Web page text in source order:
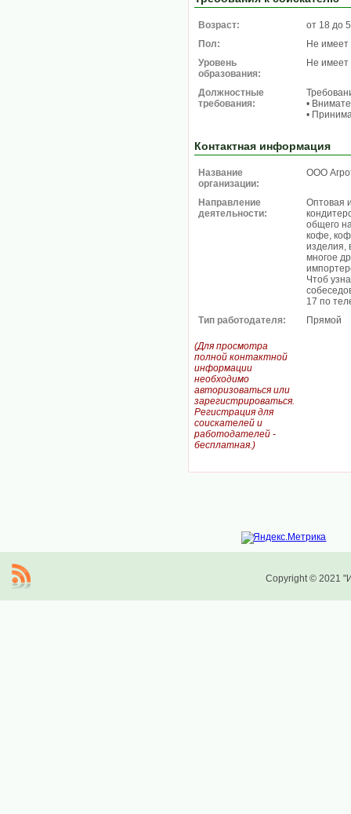
Возраст:
от 18 до
Пол:
Не имеет
Уровень
образования:
Не имеет
Должностные
требования:
•
•
Контактная информация
Название
организации:
ООО
Направление
деятельности:
Оптовая
общего
кофе,
изделия,
многое
Чтоб
17 по
Тип работодателя:
Прямой
(Для просмотра
полной контактной
информации
необходимо
авторизоваться или
зарегистрироваться.
Регистрация для
соискателей и
работодателей -
бесплатная.)
Copyright © 2021